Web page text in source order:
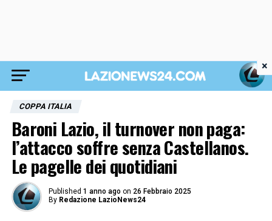
COPPA ITALIA
Baroni Lazio, il turnover non paga:
l’attacco soffre senza Castellanos.
Le pagelle dei quotidiani
Published 1 anno ago on 26 Febbraio 2025
By Redazione LazioNews24
×